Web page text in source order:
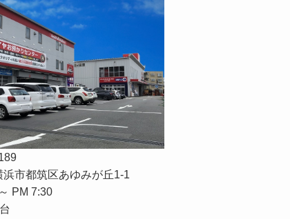
浜市都筑区あゆみが丘1-1
PM 7:30